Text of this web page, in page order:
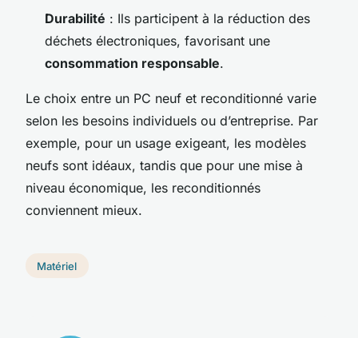
Durabilité : Ils participent à la réduction des
déchets électroniques, favorisant une
consommation responsable.
Le choix entre un PC neuf et reconditionné varie
selon les besoins individuels ou d’entreprise. Par
exemple, pour un usage exigeant, les modèles
neufs sont idéaux, tandis que pour une mise à
niveau économique, les reconditionnés
conviennent mieux.
Matériel